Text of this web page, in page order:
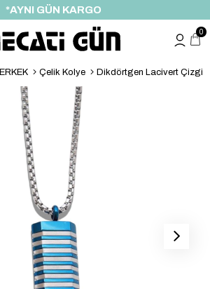
*AYNI GÜN KARGO
0
ERKEK Çelik Kolye Dikdörtgen Lacivert Çizgili